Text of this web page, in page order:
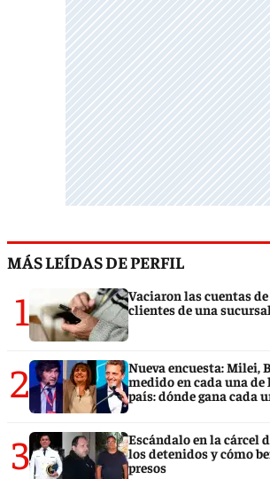
MÁS LEÍDAS DE PERFIL
1
Vaciaron las cuentas
clientes de una
2
Nueva encuesta: Milei,
medido en cada una
país: dónde gana cada
3
Escándalo en la cárcel
los detenidos y cómo
presos